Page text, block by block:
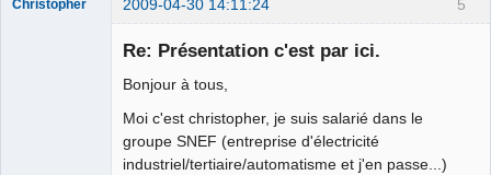
5
Christopher 2009-04-30 14:11:24
Re: Présentation c'est par ici.
Bonjour à tous,
Moi c'est christopher, je suis salarié dans le
groupe SNEF (entreprise d'électricité
industriel/tertiaire/automatisme et j'en passe...)